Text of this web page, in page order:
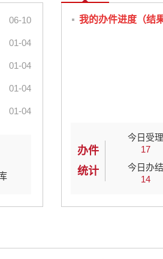
06-10
01-04
01-04
01-04
01-04
我的办件进度（结
办件
统计
今日 受理
17
今日办结
14